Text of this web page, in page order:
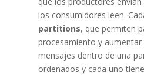
los consumidores leen.
partitions, que permiten
procesamiento y aumentar
mensajes dentro de una
ordenados y cada uno